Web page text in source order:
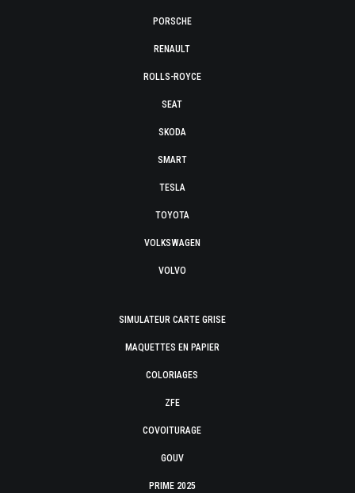
PORSCHE
RENAULT
ROLLS-ROYCE
SEAT
SKODA
SMART
TESLA
TOYOTA
VOLKSWAGEN
VOLVO
SIMULATEUR CARTE GRISE
MAQUETTES EN PAPIER
COLORIAGES
ZFE
COVOITURAGE
GOUV
PRIME 2025